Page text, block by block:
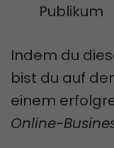
Publikum
Indem du
bist du auf
einem
Online-